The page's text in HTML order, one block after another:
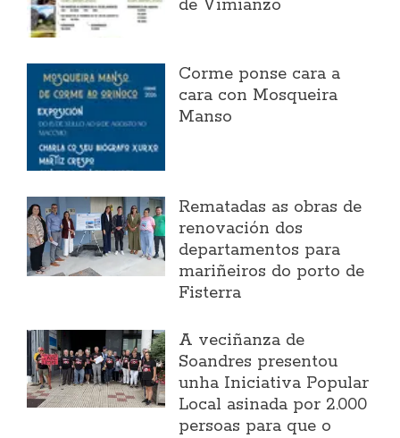
de Vimianzo
Corme ponse cara a
cara con Mosqueira
Manso
Rematadas as obras de
renovación dos
departamentos para
mariñeiros do porto de
Fisterra
A veciñanza de
Soandres presentou
unha Iniciativa Popular
Local asinada por 2.000
persoas para que o